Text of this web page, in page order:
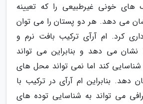
خونی غیرطبیعی را که تعیینه
می دهد. هر دو پستان را می توان
کرد. ام آرآی ترکیب بافت نرم و
نشان می دهد و بنابراین می تواند
شناسایی کند اما نمی تواند محل های
دهد. بنابراین ام آرآی در ترکیب با
می تواند به شناسایی توده های